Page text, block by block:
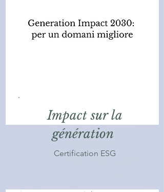
Impact sur la
génération
Certification ESG